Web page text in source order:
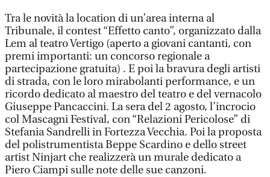
Tra le novità la location di un’area interna al
Tribunale, il contest “Effetto canto”, organizzato dalla
Lem al teatro Vertigo (aperto a giovani cantanti, con
premi importanti: un concorso regionale a
partecipazione gratuita) . E poi la bravura degli artisti
di strada, con le loro mirabolanti performance, e un
ricordo dedicato al maestro del teatro e del vernacolo
Giuseppe Pancaccini. La sera del 2 agosto, l’incrocio
col Mascagni Festival, con “Relazioni Pericolose” di
Stefania Sandrelli in Fortezza Vecchia. Poi la proposta
del polistrumentista Beppe Scardino e dello street
artist Ninjart che realizzerà un murale dedicato a
Piero Ciampi sulle note delle sue canzoni.